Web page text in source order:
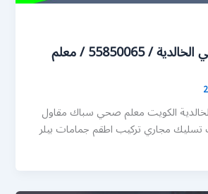
هاتف فني صحي الخالدية / 55850065 / معلم
الكويت معلم صحي سباك مقاول
مجاري تركيب اطقم جمامات بيلر